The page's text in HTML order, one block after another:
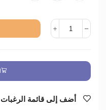
أضف إلى قائمة الرغبات